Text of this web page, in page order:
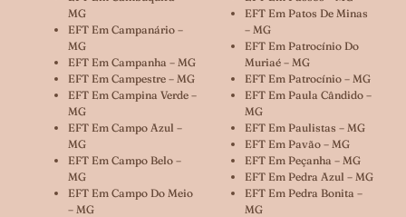
MG
EFT Em Campanário –
MG
EFT Em Campanha – MG
EFT Em Campestre – MG
EFT Em Campina Verde –
MG
EFT Em Campo Azul –
MG
EFT Em Campo Belo –
MG
EFT Em Campo Do Meio
– MG
EFT Em Patos De Minas
– MG
EFT Em Patrocínio Do
Muriaé – MG
EFT Em Patrocínio – MG
EFT Em Paula Cândido –
MG
EFT Em Paulistas – MG
EFT Em Pavão – MG
EFT Em Peçanha – MG
EFT Em Pedra Azul – MG
EFT Em Pedra Bonita –
MG